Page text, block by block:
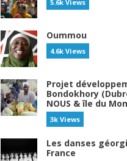
5.6k Views
Oummou
4.6k Views
Projet
Bondokhory
NOUS & île du
3k Views
Les danses
France